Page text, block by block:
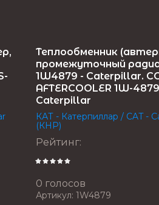
Теплообменник
промежуточный
1W4879 - Caterpillar.
AFTERCOOLER 1W-
Caterpillar
КАТ - Катерпиллар / CAT -
(КНР)
Рейтинг:
0 голосов
Артикул: 1W4879